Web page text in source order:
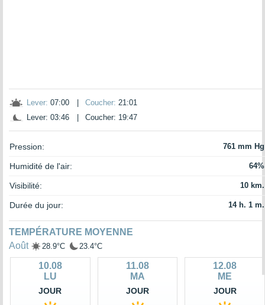
Lever: 07:00 Coucher: 21:01
Lever: 03:46
Coucher: 19:47
Pression: 761 mm Hg
Humidité de l'air: 64%
Visibilité: 10 km.
Durée du jour: 14 h. 1 m.
TEMPÉRATURE MOYENNE
Août
28.9°C 23.4°C
10.08
LU
JOUR
11.08
MA
JOUR
12.08
ME
JOUR